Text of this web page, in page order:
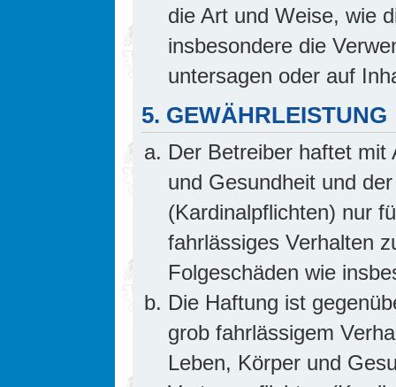
die Art und Weise, wie
insbesondere die
untersagen oder auf
5. GEWÄHRLEISTUNG
Der Betreiber haftet mit
und Gesundheit und
(Kardinalpflichten) nur
fahrlässiges Verhalten
Folgeschäden wie
Die Haftung ist
grob fahrlässigem
Leben, Körper und